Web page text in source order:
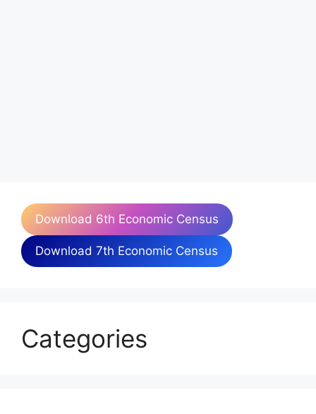
Download 6th Economic Census
Download 7th Economic Census
Categories